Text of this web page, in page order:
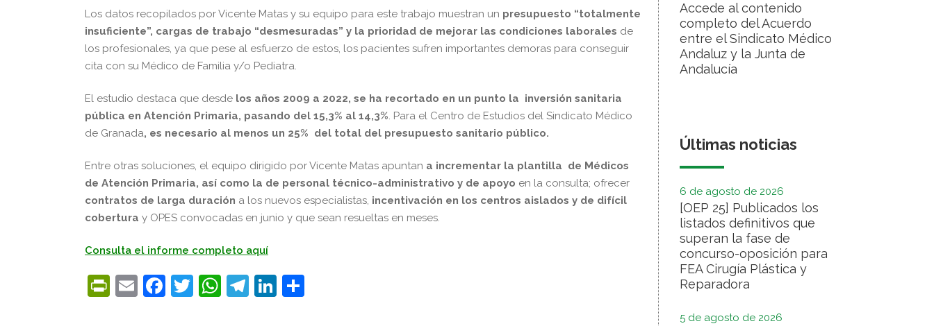
Los datos recopilados por Vicente Matas y su equipo para este trabajo muestran un presupuesto “totalmente
insuficiente”, cargas de trabajo “desmesuradas” y la prioridad de mejorar las condiciones laborales de
los profesionales, ya que pese al esfuerzo de estos, los pacientes sufren importantes demoras para conseguir
cita con su Médico de Familia y/o Pediatra.
El estudio destaca que desde los años 2009 a 2022, se ha recortado en un punto la inversión sanitaria
pública en Atención Primaria, pasando del 15,3% al 14,3%. Para el Centro de Estudios del Sindicato Médico
de Granada, es necesario al menos un 25% del total del presupuesto sanitario público.
Entre otras soluciones, el equipo dirigido por Vicente Matas apuntan a incrementar la plantilla de Médicos
de Atención Primaria, así como la de personal técnico-administrativo y de apoyo en la consulta; ofrecer
contratos de larga duración a los nuevos especialistas, incentivación en los centros aislados y de difícil
cobertura y OPES convocadas en junio y que sean resueltas en meses.
Consulta el informe completo aquí
PrintFriendly
EmailFacebook
Twitter
WhatsApp
Telegram
LinkedIn
Accede al contenido
completo del Acuerdo
entre el Sindicato Médico
Andaluz y la Junta de
Andalucía
Últimas noticias
6 de agosto de 2026
[OEP 25] Publicados los
listados definitivos que
superan la fase de
concurso-oposición para
FEA Cirugía Plástica y
Reparadora
5 de agosto de 2026